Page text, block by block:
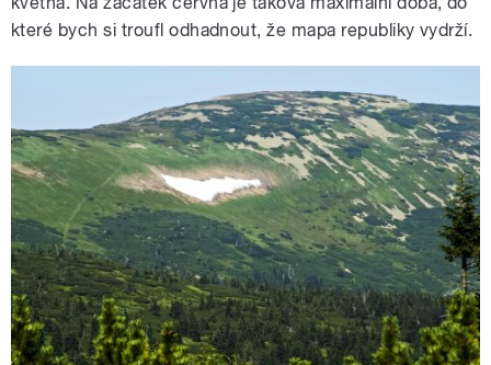
které bych si troufl odhadnout, že mapa republiky vydrží.